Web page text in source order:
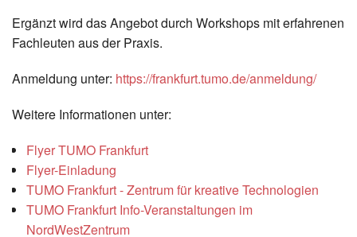
Ergänzt wird das Angebot durch Workshops mit erfahrenen
Fachleuten aus der Praxis.
Anmeldung unter: https://frankfurt.tumo.de/anmeldung/
Weitere Informationen unter:
Flyer TUMO Frankfurt
Flyer-Einladung
TUMO Frankfurt - Zentrum für kreative Technologien
TUMO Frankfurt Info-Veranstaltungen im
NordWestZentrum